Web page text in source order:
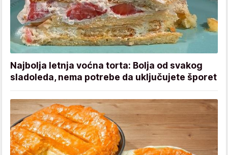
Najbolja letnja voćna torta: Bolja od svakog
sladoleda, nema potrebe da uključujete šporet